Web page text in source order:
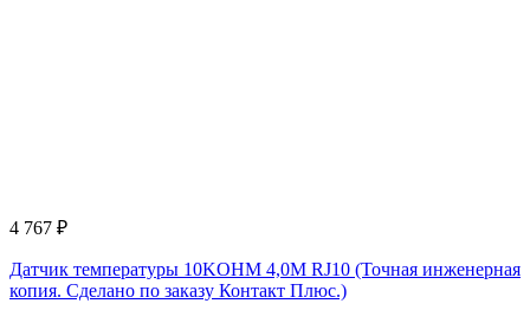
4 767 ₽
Датчик температуры 10KOHM 4,0M RJ10 (Точная инженерная
копия. Cделано по заказу Контакт Плюс.)